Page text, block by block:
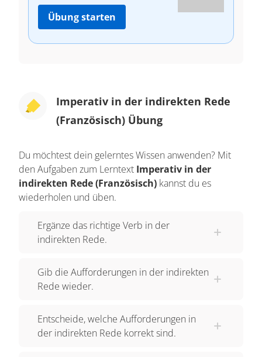
Übung starten
Imperativ in der indirekten Rede
(Französisch) Übung
Du möchtest dein gelerntes Wissen anwenden? Mit
den Aufgaben zum Lerntext Imperativ in der
indirekten Rede (Französisch) kannst du es
wiederholen und üben.
Ergänze das richtige Verb in der
indirekten Rede.
Gib die Aufforderungen in der indirekten
Rede wieder.
Entscheide, welche Aufforderungen in
der indirekten Rede korrekt sind.